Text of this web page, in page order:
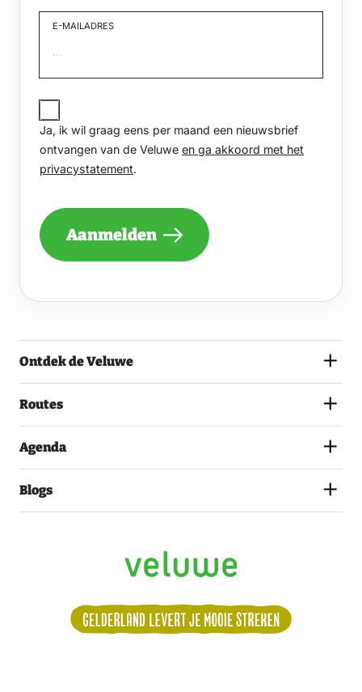
E-MAILADRES
JA,
IK
WIL
GRAAG
EENS
PER
EEN
ONTVANGEN
EN
HET
Ja, ik wil graag eens per maand een nieuwsbrief
ontvangen van de Veluwe en ga akkoord met het
privacystatement.
Aanmelden
Ontdek de Veluwe
Routes
Agenda
Blogs